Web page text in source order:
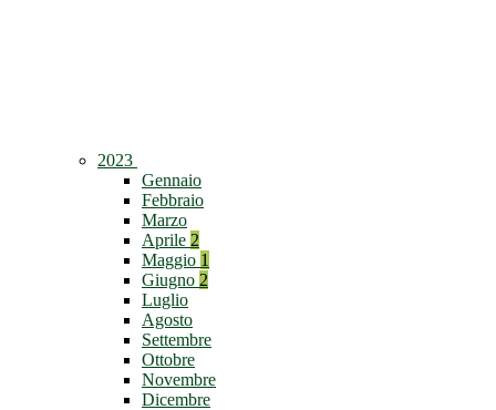
2023
Gennaio
Febbraio
Marzo
Aprile 2
Maggio 1
Giugno 2
Luglio
Agosto
Settembre
Ottobre
Novembre
Dicembre